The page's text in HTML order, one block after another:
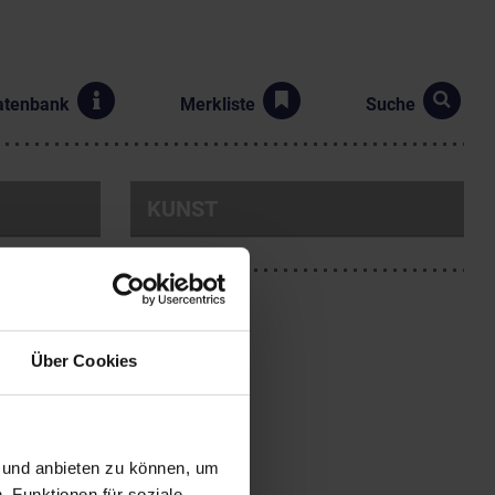
Über Cookies
anbieten zu können, um
Merkliste Suche
1977 Mitglied des
aus Österreich",